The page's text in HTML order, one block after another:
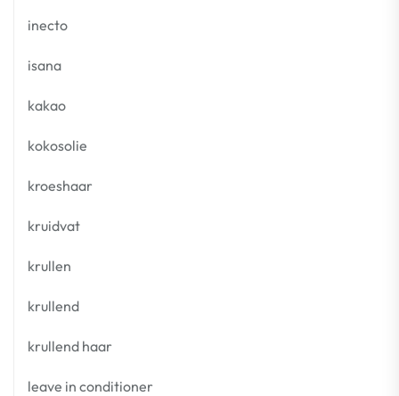
inecto
isana
kakao
kokosolie
kroeshaar
kruidvat
krullen
krullend
krullend haar
leave in conditioner